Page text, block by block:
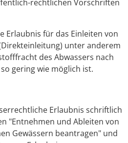
rechtlichen Vorschriften
Erlaubnis für das Einleiten von
unter anderem
des Abwassers nach
gering wie möglich ist.
Erlaubnis schriftlich
"Entnehmen und Ableiten von
Gewässern beantragen" und